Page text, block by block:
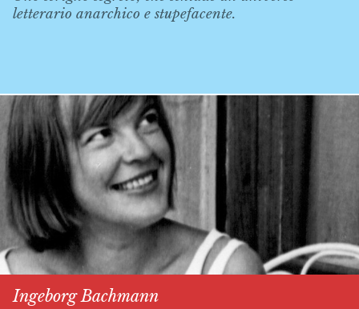
letterario anarchico e stupefacente.
Ingeborg Bachmann